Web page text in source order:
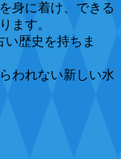
身に着け、できる
ます。
歴史を持ちま
われない新しい水